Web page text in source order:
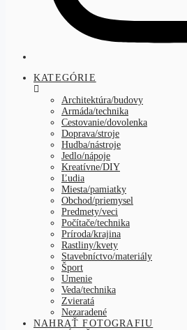
KATEGÓRIE
Architektúra/budovy
Armáda/technika
Cestovanie/dovolenka
Doprava/stroje
Hudba/nástroje
Jedlo/nápoje
Kreatívne/DIY
Ľudia
Miesta/pamiatky
Obchod/priemysel
Predmety/veci
Počítače/technika
Príroda/krajina
Rastliny/kvety
Stavebníctvo/materiály
Šport
Umenie
Veda/technika
Zvieratá
Nezaradené
NAHRAŤ FOTOGRAFIU